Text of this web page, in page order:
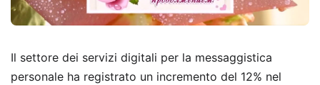
Il settore dei servizi digitali per la messaggistica
personale ha registrato un incremento del 12% nel